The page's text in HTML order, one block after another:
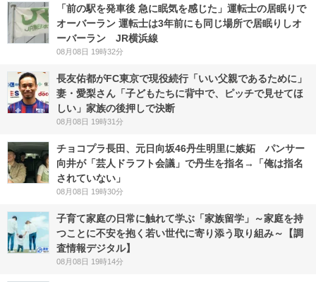
「前の駅を発車後 急に眠気を感じた」運転士の居眠りで
オーバーラン 運転士は3年前にも同じ場所で居眠りしオ
ーバーラン JR横浜線
08月08日 19時32分
長友佑都がFC東京で現役続行「いい父親であるために」
妻・愛梨さん「子どもたちに背中で、ピッチで見せてほ
しい」家族の後押しで決断
08月08日 19時31分
チョコプラ長田、元日向坂46丹生明里に嫉妬 パンサー
向井が「芸人ドラフト会議」で丹生を指名→「俺は指名
されていない」
08月08日 19時30分
子育て家庭の日常に触れて学ぶ「家族留学」～家庭を持
つことに不安を抱く若い世代に寄り添う取り組み～【調
査情報デジタル】
08月08日 19時14分